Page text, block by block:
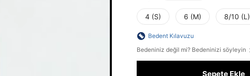
4 (S) 6 (M) 8/10 (L)
Bedent Kılavuzu
Bedeniniz değil mi? Bedeninizi söyleyin
Sepete Ekle